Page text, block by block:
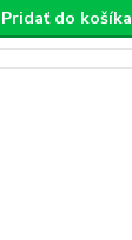
Pridať do košíka